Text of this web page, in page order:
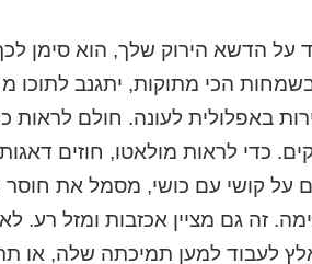
על הדשא הירוק שלך, הוא סימן
הכי מתוקות, יתגנב לתוכו
באפלולית לעונה. חולם לראות
כדי לראות מולאטו, חוזים דאגות
על קושי עם כושי, מסמל את חוסר
זה גם מציין אכזבות ומזל רע.
לעבוד למען תמיכתה שלה, או